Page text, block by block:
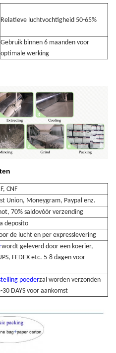
Relatieve luchtvochtigheid 50-65%
Gebruik binnen 6 maanden voor
optimale werking
CNF
Union, Moneygram, Paypal enz.
70% saldovóór verzending
deposito
de lucht en per expresslevering
wordt geleverd door een koerier,
FEDEX etc. 5-8 dagen voor
poederzal worden verzonden
30 DAYS voor aankomst